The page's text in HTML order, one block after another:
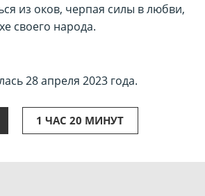
из оков, черпая силы в любви,
своего народа.
28 апреля 2023 года.
1 ЧАС 20 МИНУТ